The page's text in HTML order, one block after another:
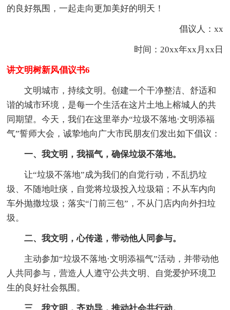
的良好氛围，一起走向更加美好的明天！
倡议人：xx
时间：20xx年xx月xx日
讲文明树新风倡议书6
文明城市，持续文明。创建一个干净整洁、舒适和
谐的城市环境，是每一个生活在这片土地上榕城人的共
同期望。今天，我们在这里举办“垃圾不落地·文明添福
气”誓师大会，诚挚地向广大市民朋友们发出如下倡议：
一、我文明，我福气，确保垃圾不落地。
让“垃圾不落地”成为我们的自觉行动，不乱扔垃
圾、不随地吐痰，自觉将垃圾投入垃圾箱；不从车内向
车外抛撒垃圾；落实“门前三包”，不从门店内向外扫垃
圾。
二、我文明，心传递，带动他人同参与。
主动参加“垃圾不落地·文明添福气”活动，并带动他
人共同参与，营造人人遵守公共文明、自觉爱护环境卫
生的良好社会氛围。